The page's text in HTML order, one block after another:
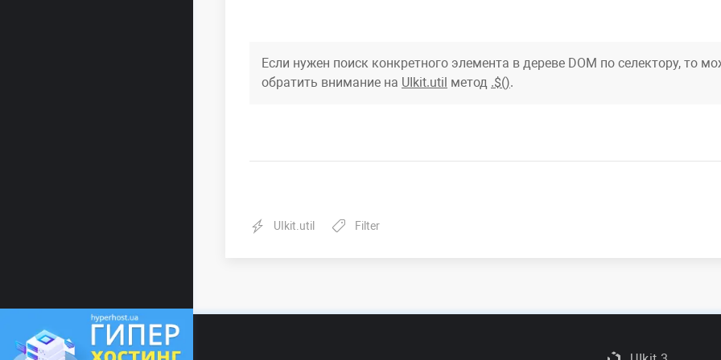
Если нужен поиск конкретного элемента в дереве DOM по селектору, то
обратить внимание на UIkit.util метод .$().
UIkit.util Filter